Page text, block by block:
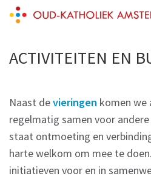
Skip
(Press
Oud-Katholieke Kerk
ACTIVITEITEN EN
Naast devieringen komen we
regelmatig samen voor
staat ontmoeting en
harte welkom om mee te
initiatieven voor en in